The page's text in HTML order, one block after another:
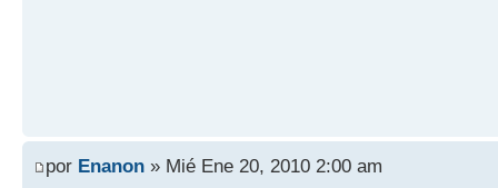
por Enanon » Mié Ene 20, 2010 2:00 am